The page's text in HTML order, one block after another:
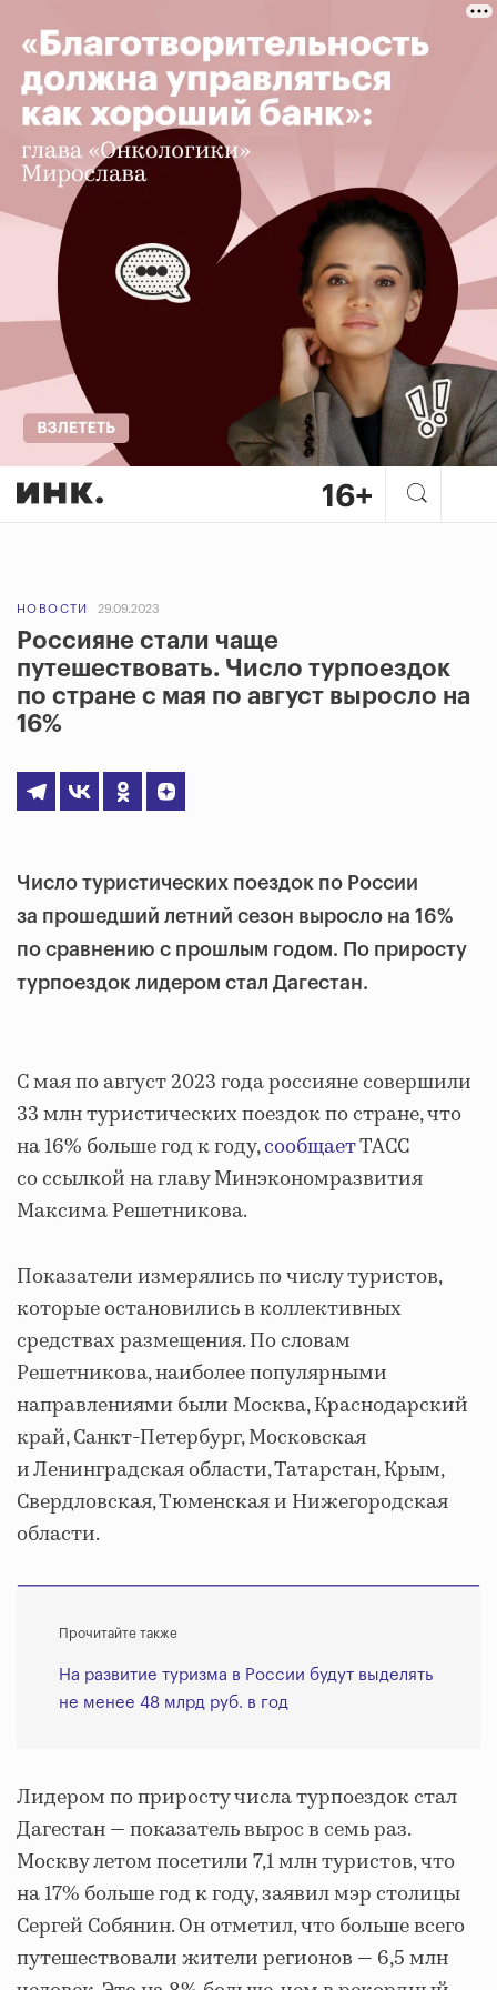
НОВОСТИ 29.09.2023
Россияне стали чаще
путешествовать. Число турпоездок
по стране с мая по август выросло на
16%
Число туристических поездок по России
за прошедший летний сезон выросло на 16%
по сравнению с прошлым годом. По приросту
турпоездок лидером стал Дагестан.
С мая по август 2023 года россияне совершили
33 млн туристических поездок по стране, что
на 16% больше год к году,сообщаетТАСС
со ссылкой на главу Минэкономразвития
Максима Решетникова.
Показатели измерялись по числу туристов,
которые остановились в коллективных
средствах размещения. По словам
Решетникова, наиболее популярными
направлениями были Москва, Краснодарский
край, Санкт-Петербург, Московская
и Ленинградская области, Татарстан, Крым,
Свердловская, Тюменская и Нижегородская
области.
Прочитайте также
На развитие туризма в России будут выделять
не менее 48 млрд руб. в год
Лидером по приросту числа турпоездок стал
Дагестан — показатель вырос в семь раз.
Москву летом посетили 7,1 млн туристов, что
на 17% больше год к году, заявил мэр столицы
Сергей Собянин. Он отметил, что больше всего
путешествовали жители регионов — 6,5 млн